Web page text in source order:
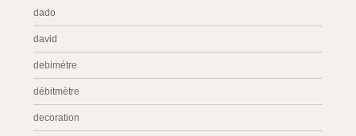
dado
david
debimétre
débitmètre
decoration